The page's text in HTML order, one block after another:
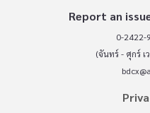
Report an
0-2422-
(จันทร์ - ศุกร์ เ